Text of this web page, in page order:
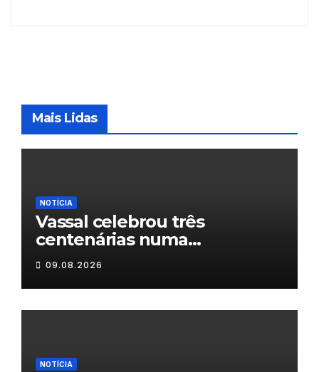
Mais Lidas
NOTÍCIA
Vassal celebrou três
centenárias numa
homenagem a um século de
histórias
09.08.2026
NOTÍCIA